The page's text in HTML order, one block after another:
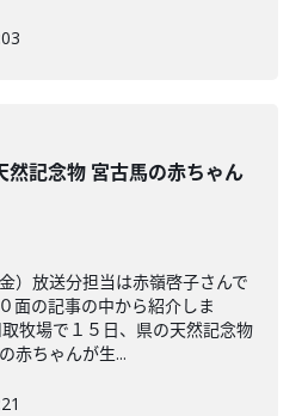
然記念物 宮古馬の赤ちゃん
）放送分担当は赤嶺啓子さんで
面の記事の中から紹介しま
牧場で１５日、県の天然記念物
赤ちゃんが生...